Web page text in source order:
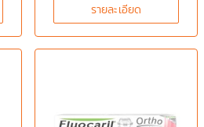
รายละเอียด